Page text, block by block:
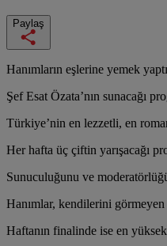
Paylaş
Hanımların eşlerine yemek
Şef Esat Özata’nın sunacağı
Türkiye’nin en lezzetli, en
Her hafta üç çiftin yarışacağı
Sunuculuğunu ve
Hanımlar, kendilerini
Haftanın finalinde ise en